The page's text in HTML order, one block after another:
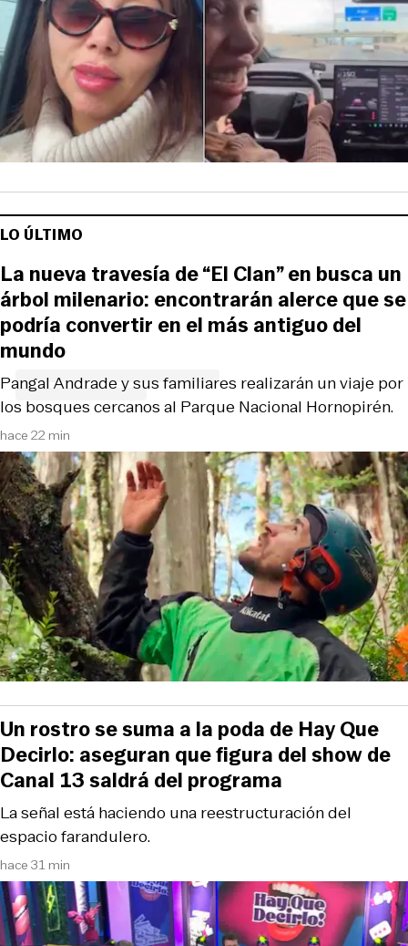
LO ÚLTIMO
hace 22 min
Pangal Andrade y sus familiares realizarán un viaje por
los bosques cercanos al Parque Nacional Hornopirén.
La nueva travesía de “El Clan” en busca un
árbol milenario: encontrarán alerce que se
podría convertir en el más antiguo del
mundo
hace 31 min
La señal está haciendo una reestructuración del
espacio farandulero.
Un rostro se suma a la poda de Hay Que
Decirlo: aseguran que figura del show de
Canal 13 saldrá del programa